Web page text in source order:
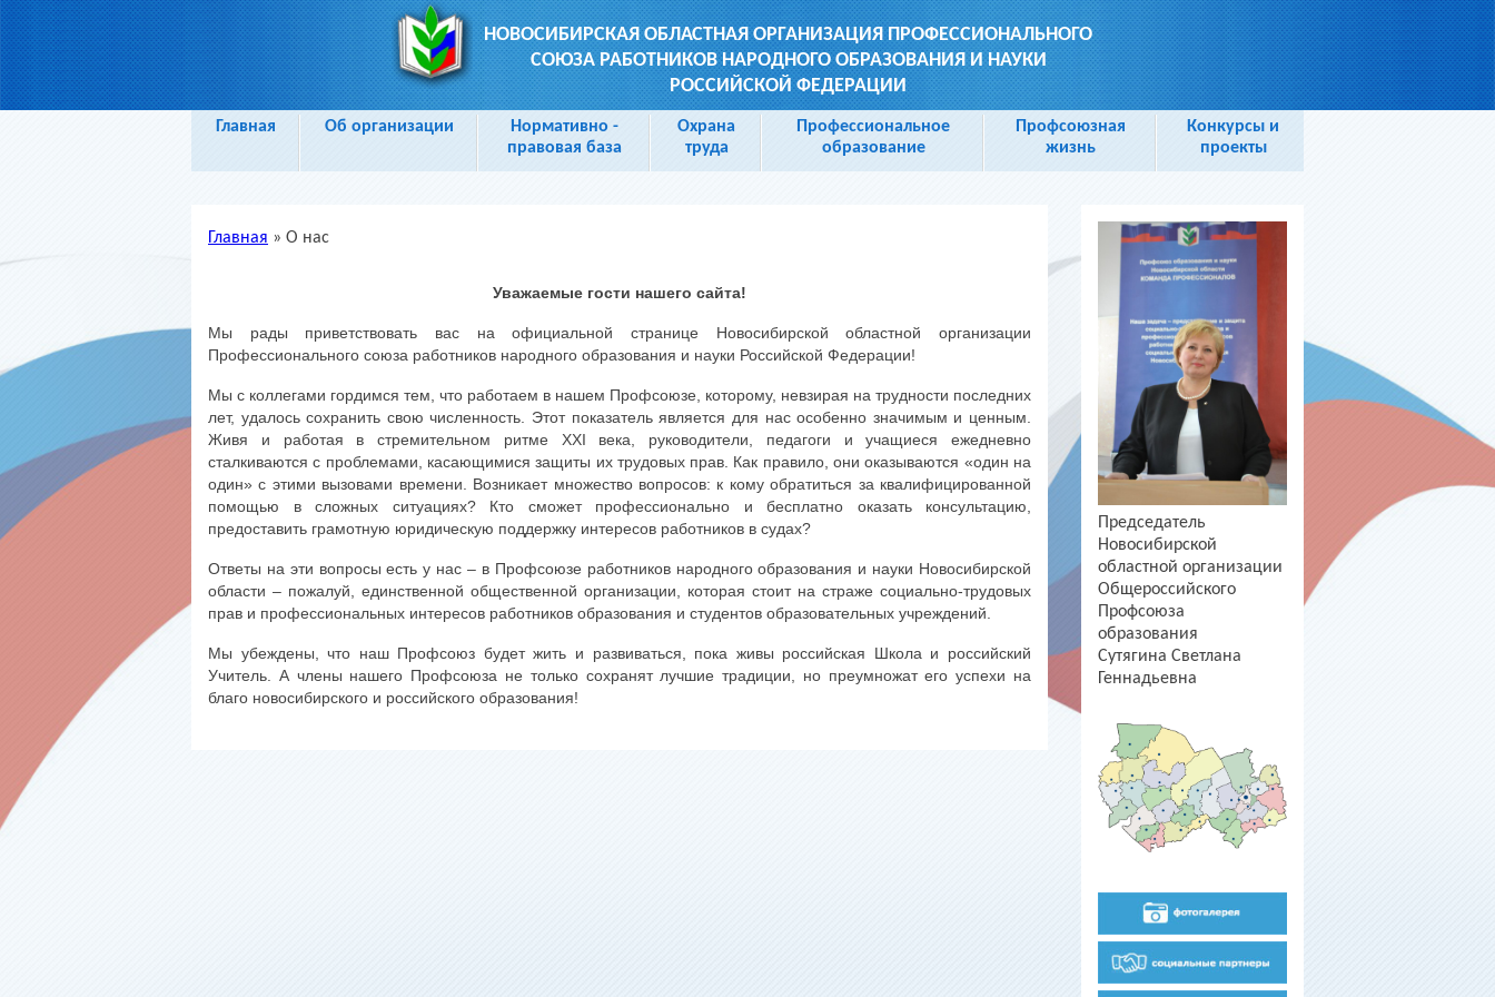
НОВОСИБИРСКАЯ ОБЛАСТНАЯ ОРГАНИЗАЦИЯ ПРОФЕССИОНАЛЬНОГО
СОЮЗА РАБОТНИКОВ НАРОДНОГО ОБРАЗОВАНИЯ И НАУКИ
РОССИЙСКОЙ ФЕДЕРАЦИИ
Главная Об организации
Нормативно -
правовая база
Охрана
труда
Профессиональное
образование
Профсоюзная
жизнь
Конкурсы и
проекты
Главная » О нас
Уважаемые гости нашего сайта!
Мы рады приветствовать вас на официальной странице Новосибирской областной организации
Профессионального союза работников народного образования и науки Российской Федерации!
Мы с коллегами гордимся тем, что работаем в нашем Профсоюзе, которому, невзирая на трудности последних
лет, удалось сохранить свою численность. Этот показатель является для нас особенно значимым и ценным.
Живя и работая в стремительном ритме XXI века, руководители, педагоги и учащиеся ежедневно
сталкиваются с проблемами, касающимися защиты их трудовых прав. Как правило, они оказываются «один на
один» с этими вызовами времени. Возникает множество вопросов: к кому обратиться за квалифицированной
помощью в сложных ситуациях? Кто сможет профессионально и бесплатно оказать консультацию,
предоставить грамотную юридическую поддержку интересов работников в судах?
Ответы на эти вопросы есть у нас – в Профсоюзе работников народного образования и науки Новосибирской
области – пожалуй, единственной общественной организации, которая стоит на страже социально-трудовых
прав и профессиональных интересов работников образования и студентов образовательных учреждений.
Мы убеждены, что наш Профсоюз будет жить и развиваться, пока живы российская Школа и российский
Учитель. А члены нашего Профсоюза не только сохранят лучшие традиции, но преумножат его успехи на
благо новосибирского и российского образования!
Председатель
Новосибирской
областной организации
Общероссийского
Профсоюза
образования
Сутягина Светлана
Геннадьевна